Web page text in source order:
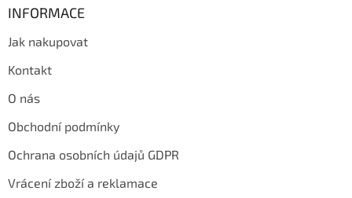
INFORMACE
Jak nakupovat
Kontakt
O nás
Obchodní podmínky
Ochrana osobních údajů GDPR
Vrácení zboží a reklamace